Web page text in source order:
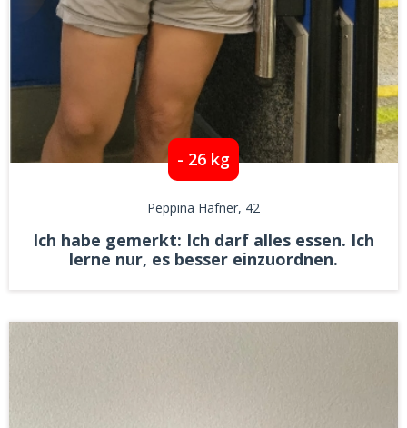
- 26 kg
Peppina Hafner, 42
Ich habe gemerkt: Ich darf alles essen. Ich
lerne nur, es besser einzuordnen.